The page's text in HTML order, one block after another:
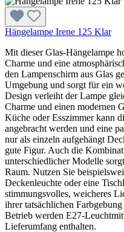
Hängelampe Irene 125 Klar
Mit dieser Glas-Hängelampe
Charme und eine
den Lampenschirm aus Glas
Umgebung und sorgt für ein
Design verleiht der Lampe
Charme und einen modernen
Küche oder Esszimmer kann
angebracht werden und eine
nur als einzeln aufgehängt
gute Figur. Auch die
unterschiedlicher Modelle
Raum. Nutzen Sie
Deckenleuchte oder eine
stimmungsvolles, weicheres
ihrer tatsächlichen
Betrieb werden E27-
Lieferumfang enthalten.